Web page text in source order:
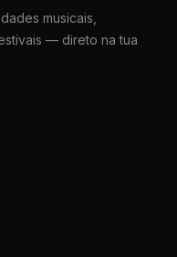
musicais,
— direto na tua